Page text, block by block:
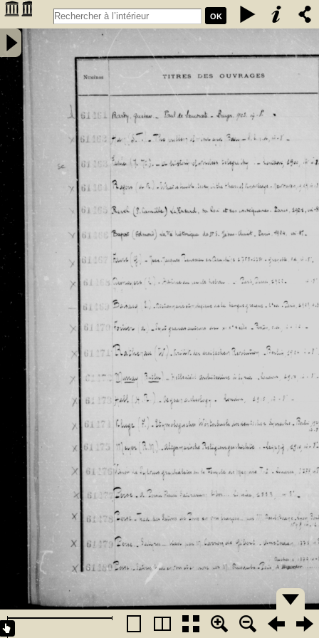
OK
Inventaire des fonds patrimoniaux lettres et sciences des
bibliothèques universitaires de Bordeaux. Registre 42. Numéros
d'inventaire de FR 61461 à FR 62480 - Université de Bordeaux
(1441-1970)